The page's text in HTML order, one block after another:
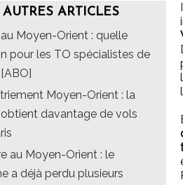
AUTRES ARTICLES
au Moyen-Orient : quelle
pour les TO spécialistes de
Moyen-Orient : la
obtient davantage de vols
au Moyen-Orient : le
a déjà perdu plusieurs